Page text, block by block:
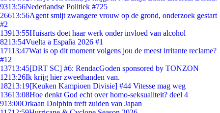
9313:56Nederlandse Politiek #725
26613:56Agent smijt zwangere vrouw op de grond, onderzoek gestart
#2
13913:55Huisarts doet haar werk onder invloed van alcohol
8213:54Vuelta a España 2026 #1
17113:47Wat is op dit moment volgens jou de meest irritante reclame?
#12
13713:45[DRT SC] #6: RendacGoden sponsored by TONZON
1213:26Ik krijg hier zweethanden van.
18213:19[Keuken Kampioen Divisie] #44 Vitesse mag weg
13613:08Hoe denkt God echt over homo-seksualiteit? deel 4
913:00Orkaan Dolphin treft zuiden van Japan